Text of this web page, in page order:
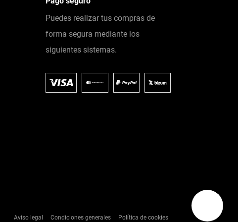
Puedes realizar tus compras de
forma segura mediante los
siguientes sistemas.
Aviso legal Condiciones generales Política de cookies